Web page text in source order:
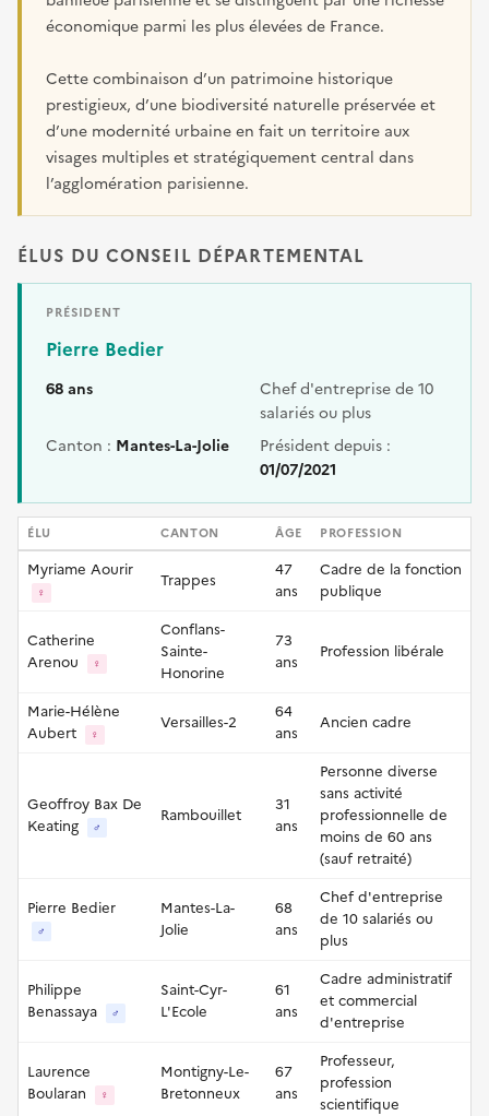
économique parmi les plus élevées de France.
Cette combinaison d’un patrimoine historique
prestigieux, d’une biodiversité naturelle préservée et
d’une modernité urbaine en fait un territoire aux
visages multiples et stratégiquement central dans
l’agglomération parisienne.
ÉLUS DU CONSEIL DÉPARTEMENTAL
PRÉSIDENT
Pierre Bedier
68 ans
Chef d'entreprise de 10
salariés ou plus
Canton : Mantes-La-Jolie
Président depuis :
01/07/2021
ÉLU CANTON ÂGE PROFESSION
Myriame Aourir
♀
Trappes
47
ans
Cadre de la fonction
publique
Catherine
Arenou
♀
Conflans-
Sainte-
Honorine
73
ans
Profession libérale
Marie-Hélène
Aubert
♀
Versailles-2
64
ans
Ancien cadre
Geoffroy Bax De
Keating
♂
Rambouillet
31
ans
Personne diverse
sans activité
professionnelle de
moins de 60 ans
(sauf retraité)
Pierre Bedier
♂
Mantes-La-
Jolie
68
ans
Chef d'entreprise
de 10 salariés ou
plus
Philippe
Benassaya
♂
Saint-Cyr-
L'Ecole
61
ans
Cadre administratif
et commercial
d'entreprise
Laurence
Boularan
♀
Montigny-Le-
Bretonneux
67
ans
Professeur,
profession
scientifique